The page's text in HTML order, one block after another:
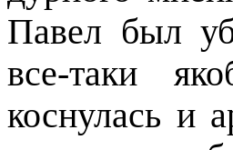
Павел был
все-таки
коснулась и